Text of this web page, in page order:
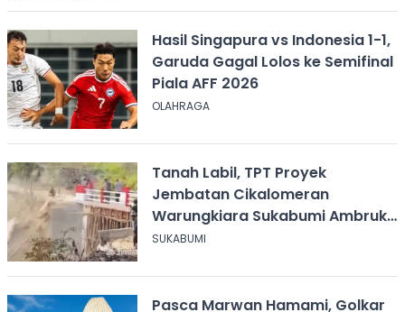
Hasil Singapura vs Indonesia 1-1,
Garuda Gagal Lolos ke Semifinal
Piala AFF 2026
OLAHRAGA
Tanah Labil, TPT Proyek
Jembatan Cikalomeran
Warungkiara Sukabumi Ambruk
Saat Pengurugan
SUKABUMI
Pasca Marwan Hamami, Golkar